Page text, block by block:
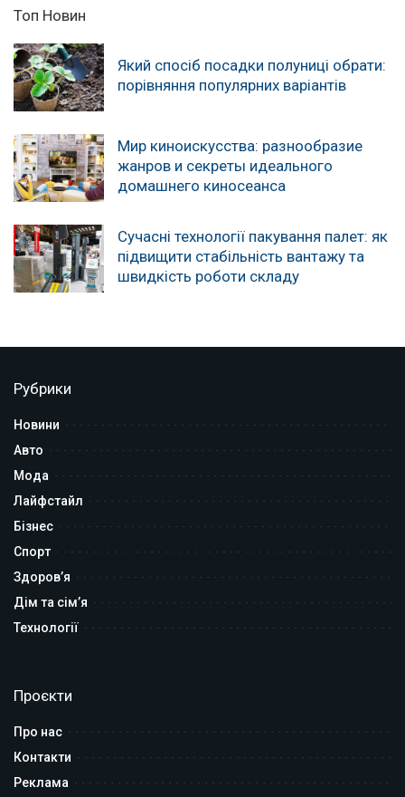
Топ Новин
Який спосіб посадки полуниці обрати:
порівняння популярних варіантів
Мир киноискусства: разнообразие
жанров и секреты идеального
домашнего киносеанса
Сучасні технології пакування палет: як
підвищити стабільність вантажу та
швидкість роботи складу
Рубрики
Новини
Авто
Мода
Лайфстайл
Бізнес
Спорт
Здоров’я
Дім та сім’я
Технології
Проєкти
Про нас
Контакти
Реклама